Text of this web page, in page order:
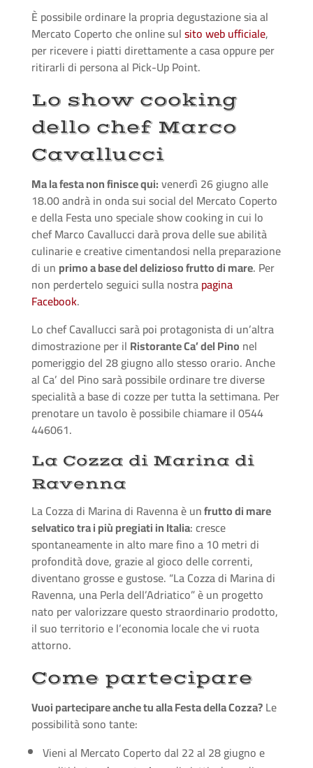
È possibile ordinare la propria degustazione sia al
Mercato Coperto che online sulsito web ufficiale,
per ricevere i piatti direttamente a casa oppure per
ritirarli di persona al Pick-Up Point.
Lo show cooking
dello chef Marco
Cavallucci
Ma la festa non finisce qui:venerdì 26 giugno alle
18.00 andrà in onda sui social del Mercato Coperto
e della Festa uno speciale show cooking in cui lo
chef Marco Cavallucci darà prova delle sue abilità
culinarie e creative cimentandosi nella preparazione
di un primo a base del delizioso frutto di mare. Per
non perdertelo seguici sulla nostrapagina
Facebook.
Lo chef Cavallucci sarà poi protagonista di un’altra
dimostrazione per il Ristorante Ca’ del Pino nel
pomeriggio del 28 giugno allo stesso orario. Anche
al Ca’ del Pino sarà possibile ordinare tre diverse
specialità a base di cozze per tutta la settimana. Per
prenotare un tavolo è possibile chiamare il 0544
446061.
La Cozza di Marina di
Ravenna
La Cozza di Marina di Ravenna è unfrutto di mare
selvatico tra i più pregiati in Italia: cresce
spontaneamente in alto mare fino a 10 metri di
profondità dove, grazie al gioco delle correnti,
diventano grosse e gustose. “La Cozza di Marina di
Ravenna, una Perla dell’Adriatico” è un progetto
nato per valorizzare questo straordinario prodotto,
il suo territorio e l’economia locale che vi ruota
attorno.
Come partecipare
Vuoi partecipare anche tu alla Festa della Cozza?Le
possibilità sono tante:
Vieni al Mercato Coperto dal 22 al 28 giugno e